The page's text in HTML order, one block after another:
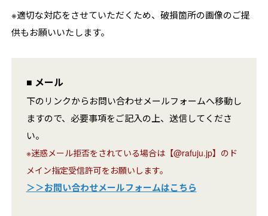
※適切な対応をさせていただくため、破損箇所の画像のご提
供もお願いいたします。
■ メール
下のリンクからお問い合わせメールフォームへ移動し
ますので、必要事項をご記入の上、送信してくださ
い。
※迷惑メール拒否をされている場合は【@rafuju.jp】のド
メイン指定受信許可をお願いします。
＞＞お問い合わせメールフォームはこちら